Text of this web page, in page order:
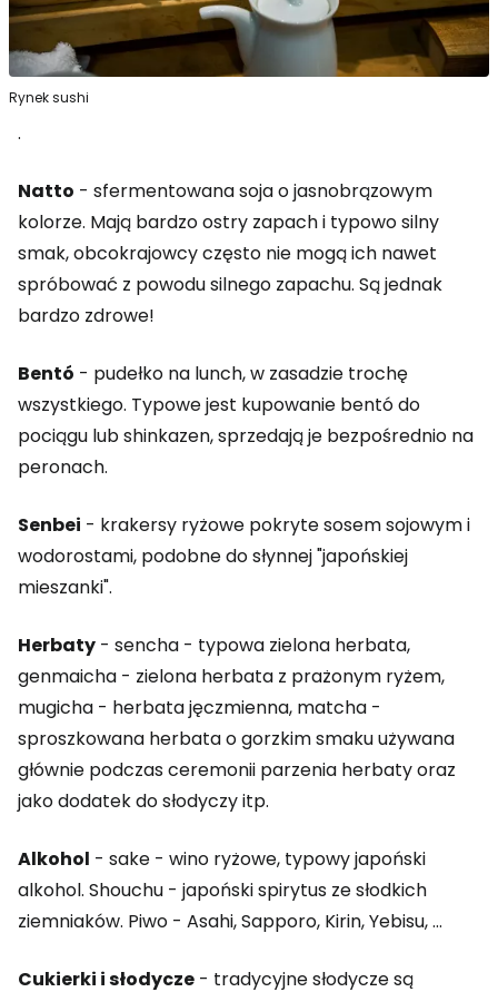
Rynek sushi
.
Natto - sfermentowana soja o jasnobrązowym
kolorze. Mają bardzo ostry zapach i typowo silny
smak, obcokrajowcy często nie mogą ich nawet
spróbować z powodu silnego zapachu. Są jednak
bardzo zdrowe!
Bentó - pudełko na lunch, w zasadzie trochę
wszystkiego. Typowe jest kupowanie bentó do
pociągu lub shinkazen, sprzedają je bezpośrednio na
peronach.
Senbei - krakersy ryżowe pokryte sosem sojowym i
wodorostami, podobne do słynnej "japońskiej
mieszanki".
Herbaty - sencha - typowa zielona herbata,
genmaicha - zielona herbata z prażonym ryżem,
mugicha - herbata jęczmienna, matcha -
sproszkowana herbata o gorzkim smaku używana
głównie podczas ceremonii parzenia herbaty oraz
jako dodatek do słodyczy itp.
Alkohol - sake - wino ryżowe, typowy japoński
alkohol. Shouchu - japoński spirytus ze słodkich
ziemniaków. Piwo - Asahi, Sapporo, Kirin, Yebisu, ...
Cukierki i słodycze - tradycyjne słodycze są